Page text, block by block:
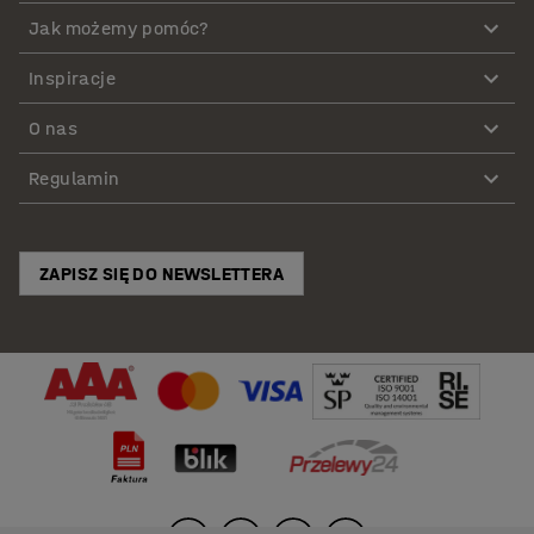
Jak możemy pomóc?
Inspiracje
O nas
Regulamin
ZAPISZ SIĘ DO NEWSLETTERA